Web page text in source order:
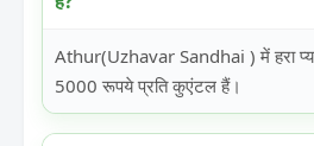
Athur(Uzhavar Sandhai ) में हरा
5000 रूपये प्रति कुएंटल हैं।